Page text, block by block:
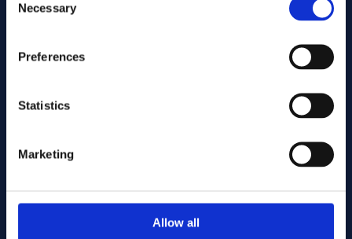
Selection
Necessary
Preferences
Statistics
Marketing
Allow all
Associerade produkter